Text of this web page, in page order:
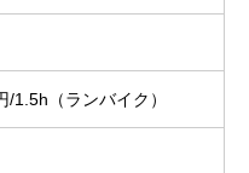
1.5h（ランバイク）